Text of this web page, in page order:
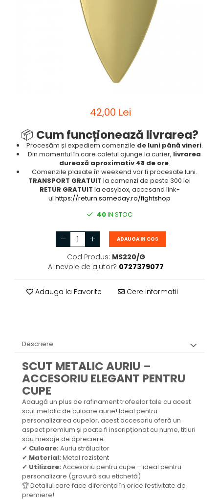
42,00 Lei
📦 Cum funcționează livrarea?
Procesăm și expediem comenzile de luni până vineri.
Din momentul în care coletul ajunge la curier, livrarea
durează aproximativ 48 de ore.
Comenzile plasate în weekend vor fi procesate luni.
TRANSPORT GRATUIT la comenzi de peste 300 lei
RETUR GRATUIT la easybox, accesand link-
ul https://return.sameday.ro/fightshop
40IN STOC
ADAUGA IN COS
Cod Produs: MS220/G
Ai nevoie de ajutor? 0727379077
Adauga la Favorite Cere informatii
Descriere
SCUT METALIC AURIU –
ACCESORIU ELEGANT PENTRU
CUPE
Adaugă un plus de rafinament trofeelor tale cu acest
scut metalic de culoare aurie! Ideal pentru
personalizarea cupelor, acest accesoriu oferă un
aspect premium și poate fi inscripționat cu nume, titluri
sau mesaje de apreciere.
✔ Culoare: Auriu strălucitor
✔ Material: Metal rezistent
✔ Utilizare: Accesoriu pentru cupe – ideal pentru
personalizare (gravură sau etichetă)
🏆 Detaliul care face diferența în orice festivitate de
premiere!